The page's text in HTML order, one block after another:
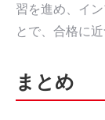
習を進め、イ
とで、合格に
まとめ